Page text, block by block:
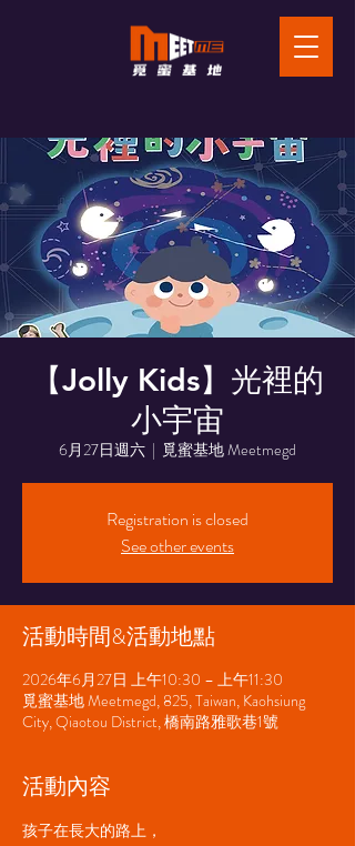
【Jolly Kids】光裡的
小宇宙
6月27日週六
  |
覓蜜基地 Meetmegd
Registration is closed
See other events
活動時間&活動地點
2026年6月27日 上午10:30 – 上午11:30
覓蜜基地 Meetmegd, 825, Taiwan, Kaohsiung
City, Qiaotou District, 橋南路雅歌巷1號
活動內容
孩子在長大的路上，